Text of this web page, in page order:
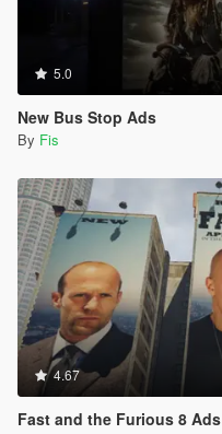
5.0
New Bus Stop Ads
By Fis
4.67
Fast and the Furious 8 Ads